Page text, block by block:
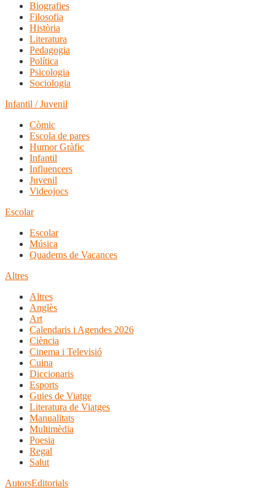
Biografies
Filosofia
Història
Literatura
Pedagogia
Política
Psicologia
Sociologia
Infantil / Juvenil
Còmic
Escola de pares
Humor Gràfic
Infantil
Influencers
Juvenil
Videojocs
Escolar
Escolar
Música
Quaderns de Vacances
Altres
Altres
Anglès
Art
Calendaris i Agendes 2026
Ciència
Cinema i Televisió
Cuina
Diccionaris
Esports
Guies de Viatge
Literatura de Viatges
Manualitats
Multimèdia
Poesia
Regal
Salut
AutorsEditorials